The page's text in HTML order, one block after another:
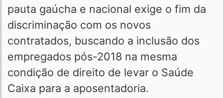
pauta gaúcha e nacional exige o fim da
discriminação com os novos
contratados, buscando a inclusão dos
empregados pós-2018 na mesma
condição de direito de levar o Saúde
Caixa para a aposentadoria.